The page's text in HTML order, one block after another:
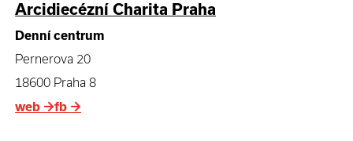
Arcidiecézní Charita Praha
Denní centrum
Pernerova 20
18600 Praha 8
web →fb →